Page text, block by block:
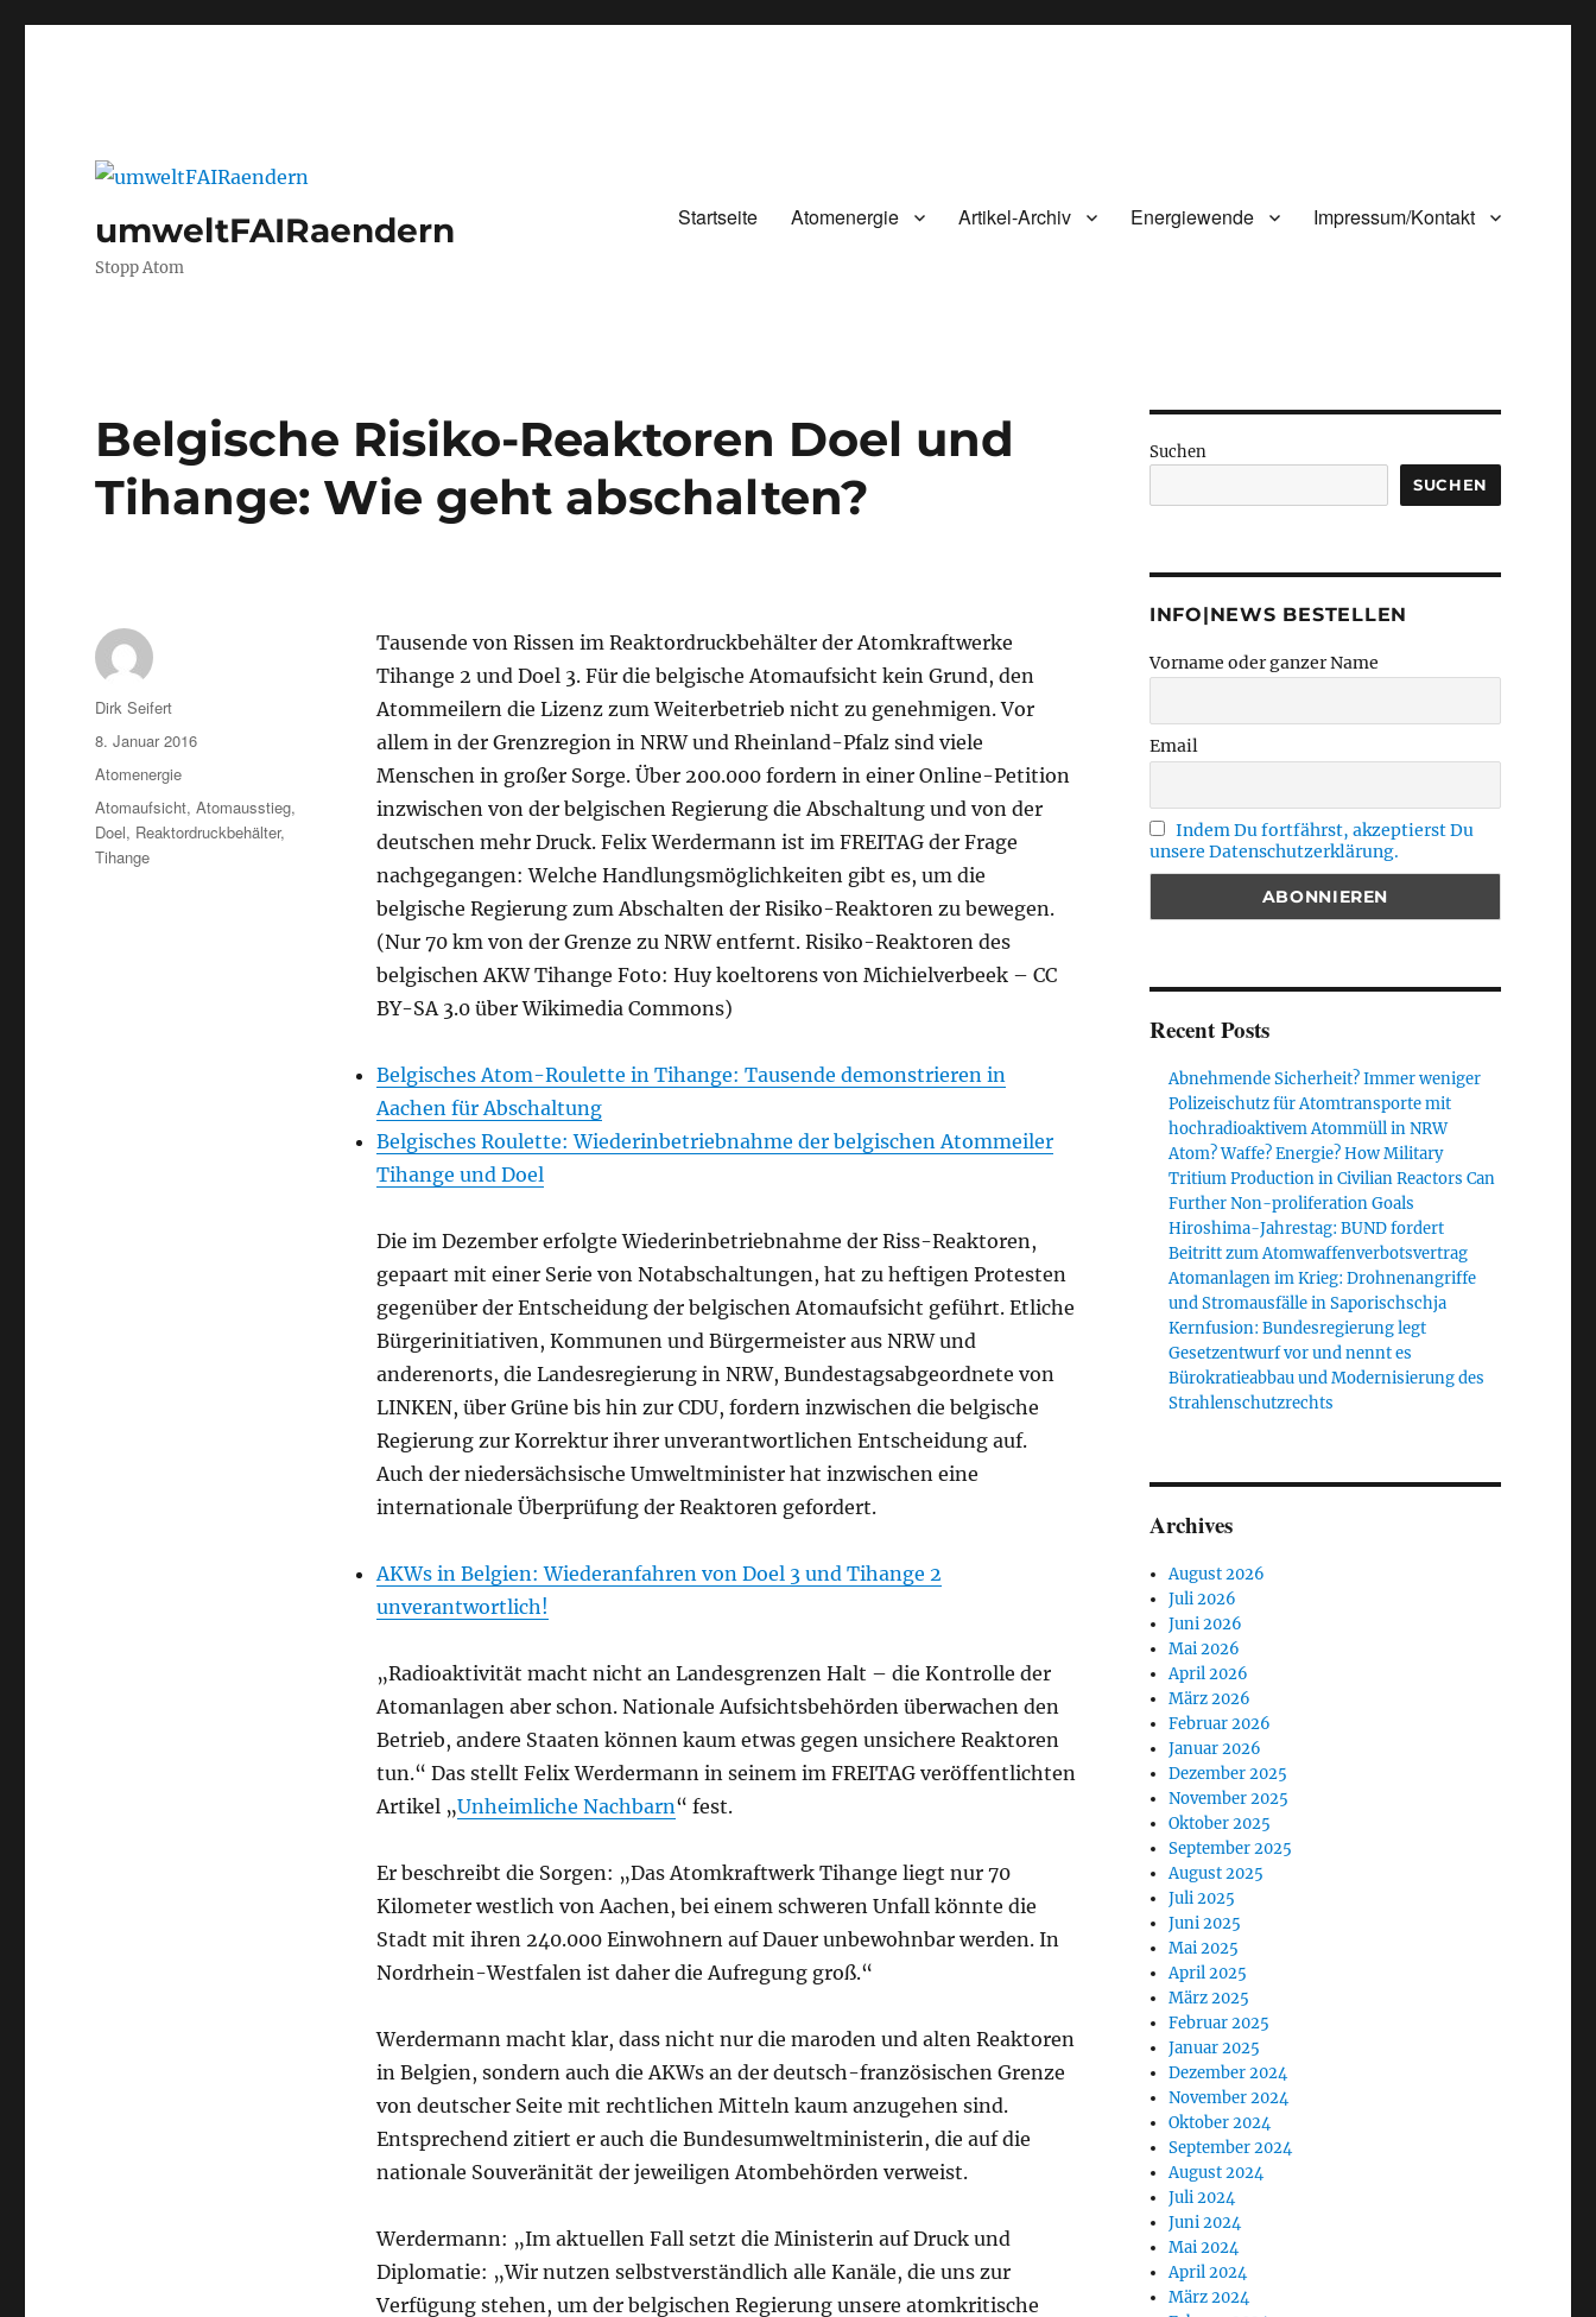
umweltFAIRaendern
Stopp Atom
Startseite Atomenergie Artikel-Archiv Energiewende Impressum/Kontakt
Belgische Risiko-Reaktoren Doel und
Tihange: Wie geht abschalten?
Tausende von Rissen im Reaktordruckbehälter der Atomkraftwerke
Tihange 2 und Doel 3. Für die belgische Atomaufsicht kein Grund, den
Atommeilern die Lizenz zum Weiterbetrieb nicht zu genehmigen. Vor
allem in der Grenzregion in NRW und Rheinland-Pfalz sind viele
Menschen in großer Sorge. Über 200.000 fordern in einer Online-Petition
inzwischen von der belgischen Regierung die Abschaltung und von der
deutschen mehr Druck. Felix Werdermann ist im FREITAG der Frage
nachgegangen: Welche Handlungsmöglichkeiten gibt es, um die
belgische Regierung zum Abschalten der Risiko-Reaktoren zu bewegen.
(Nur 70 km von der Grenze zu NRW entfernt. Risiko-Reaktoren des
belgischen AKW Tihange Foto: Huy koeltorens von Michielverbeek – CC
BY-SA 3.0 über Wikimedia Commons)
Belgisches Atom-Roulette in Tihange: Tausende demonstrieren in
Aachen für Abschaltung
Belgisches Roulette: Wiederinbetriebnahme der belgischen Atommeiler
Tihange und Doel
Die im Dezember erfolgte Wiederinbetriebnahme der Riss-Reaktoren,
gepaart mit einer Serie von Notabschaltungen, hat zu heftigen Protesten
gegenüber der Entscheidung der belgischen Atomaufsicht geführt. Etliche
Bürgerinitiativen, Kommunen und Bürgermeister aus NRW und
anderenorts, die Landesregierung in NRW, Bundestagsabgeordnete von
LINKEN, über Grüne bis hin zur CDU, fordern inzwischen die belgische
Regierung zur Korrektur ihrer unverantwortlichen Entscheidung auf.
Auch der niedersächsische Umweltminister hat inzwischen eine
internationale Überprüfung der Reaktoren gefordert.
AKWs in Belgien: Wiederanfahren von Doel 3 und Tihange 2
unverantwortlich!
„Radioaktivität macht nicht an Landesgrenzen Halt – die Kontrolle der
Atomanlagen aber schon. Nationale Aufsichtsbehörden überwachen den
Betrieb, andere Staaten können kaum etwas gegen unsichere Reaktoren
tun.“ Das stellt Felix Werdermann in seinem im FREITAG veröffentlichten
Artikel „Unheimliche Nachbarn“ fest.
Er beschreibt die Sorgen: „Das Atomkraftwerk Tihange liegt nur 70
Kilometer westlich von Aachen, bei einem schweren Unfall könnte die
Stadt mit ihren 240.000 Einwohnern auf Dauer unbewohnbar werden. In
Nordrhein-Westfalen ist daher die Aufregung groß.“
Werdermann macht klar, dass nicht nur die maroden und alten Reaktoren
in Belgien, sondern auch die AKWs an der deutsch-französischen Grenze
von deutscher Seite mit rechtlichen Mitteln kaum anzugehen sind.
Entsprechend zitiert er auch die Bundesumweltministerin, die auf die
nationale Souveränität der jeweiligen Atombehörden verweist.
Werdermann: „Im aktuellen Fall setzt die Ministerin auf Druck und
Diplomatie: „Wir nutzen selbstverständlich alle Kanäle, die uns zur
Verfügung stehen, um der belgischen Regierung unsere atomkritische
Autor
Dirk Seifert
Veröffentlicht
am
8. Januar 2016
Kategorien
Atomenergie
Schlagwörter
Atomaufsicht,Atomausstieg,
Doel, Reaktordruckbehälter,
Tihange
Suchen
SUCHEN
INFO|NEWS BESTELLEN
Vorname oder ganzer Name
Email
Indem Du fortfährst, akzeptierst Du
unsere Datenschutzerklärung.
Recent Posts
Abnehmende Sicherheit? Immer weniger
Polizeischutz für Atomtransporte mit
hochradioaktivem Atommüll in NRW
Atom? Waffe? Energie? How Military
Tritium Production in Civilian Reactors Can
Further Non-proliferation Goals
Hiroshima-Jahrestag: BUND fordert
Beitritt zum Atomwaffenverbotsvertrag
Atomanlagen im Krieg: Drohnenangriffe
und Stromausfälle in Saporischschja
Kernfusion: Bundesregierung legt
Gesetzentwurf vor und nennt es
Bürokratieabbau und Modernisierung des
Strahlenschutzrechts
Archives
August 2026
Juli 2026
Juni 2026
Mai 2026
April 2026
März 2026
Februar 2026
Januar 2026
Dezember 2025
November 2025
Oktober 2025
September 2025
August 2025
Juli 2025
Juni 2025
Mai 2025
April 2025
März 2025
Februar 2025
Januar 2025
Dezember 2024
November 2024
Oktober 2024
September 2024
August 2024
Juli 2024
Juni 2024
Mai 2024
April 2024
März 2024